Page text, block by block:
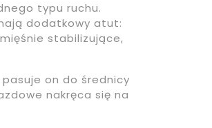
typu ruchu.
dodatkowy atut:
stabilizujące,
on do średnicy
nakręca się na